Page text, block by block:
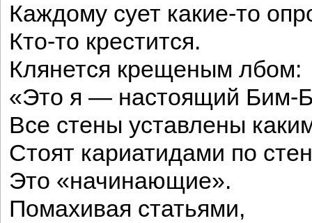
Каждому сует какие-то
Кто-то крестится.
Клянется крещеным лбом:
«Это я — настоящий Бим-
Все стены уставлены
Стоят кариатидами по
Это «начинающие».
Помахивая статьями,